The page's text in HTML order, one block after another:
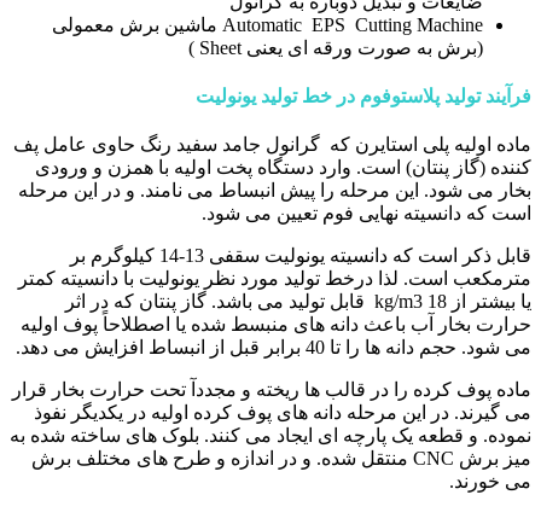
Automatic EPS Cutting Machine ماشین برش معمولی
(برش به صورت ورقه ای یعنی Sheet )
فرآیند تولید پلاستوفوم در خط تولید یونولیت
ماده اولیه پلی استایرن که گرانول جامد سفید رنگ حاوی عامل پف
کننده (گاز پنتان) است. وارد دستگاه پخت اولیه با همزن و ورودی
بخار می شود. این مرحله را پیش انبساط می نامند. و در این مرحله
است که دانسیته نهایی فوم تعیین می شود.
قابل ذکر است که دانسیته یونولیت سقفی 13-14 کیلوگرم بر
مترمکعب است. لذا درخط تولید مورد نظر یونولیت با دانسیته کمتر
یا بیشتر از 18 kg/m3 قابل تولید می باشد. گاز پنتان که در اثر
حرارت بخار آب باعث دانه های منبسط شده یا اصطلاحاً پوف اولیه
می شود. حجم دانه ها را تا 40 برابر قبل از انبساط افزایش می دهد.
ماده پوف کرده را در قالب ها ریخته و مجددآ تحت حرارت بخار قرار
می گیرند. در این مرحله دانه های پوف کرده اولیه در یکدیگر نفوذ
نموده. و قطعه یک پارچه ای ایجاد می کنند. بلوک های ساخته شده به
میز برش CNC منتقل شده. و در اندازه و طرح های مختلف برش
می خورند.